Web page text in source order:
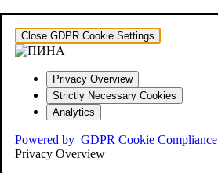
Close GDPR Cookie Settings
Privacy Overview
Strictly Necessary Cookies
Analytics
Powered by GDPR Cookie Compliance
Privacy Overview